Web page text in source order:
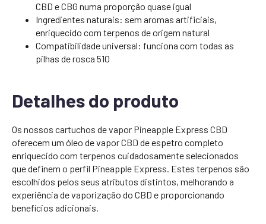
CBD e CBG numa proporção quase igual
Ingredientes naturais: sem aromas artificiais,
enriquecido com terpenos de origem natural
Compatibilidade universal: funciona com todas as
pilhas de rosca 510
Detalhes do produto
Os nossos cartuchos de vapor Pineapple Express CBD
oferecem um óleo de vapor CBD de espetro completo
enriquecido com terpenos cuidadosamente selecionados
que definem o perfil Pineapple Express. Estes terpenos são
escolhidos pelos seus atributos distintos, melhorando a
experiência de vaporização do CBD e proporcionando
benefícios adicionais.